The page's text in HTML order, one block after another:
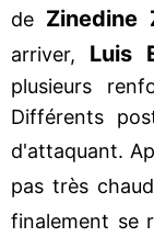
de Zinedine
arriver, Luis
plusieurs
Différents
d'attaquant.
pas très
finalement se